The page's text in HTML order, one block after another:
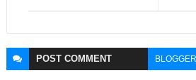
POST COMMENT BLOGGER